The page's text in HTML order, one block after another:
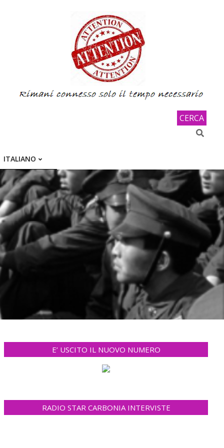
CERCA
Search
ITALIANO
E’ USCITO IL NUOVO NUMERO
RADIO STAR CARBONIA INTERVISTE